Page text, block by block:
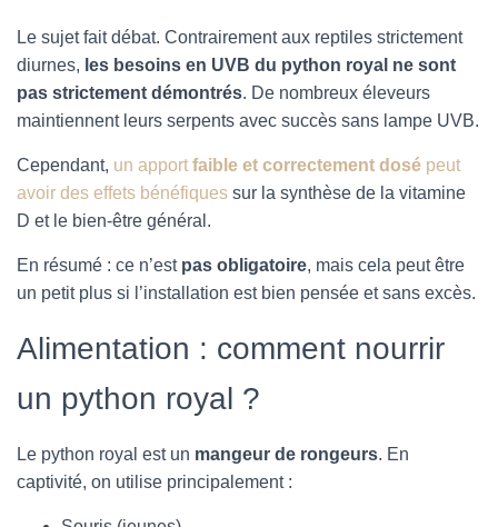
Le sujet fait débat. Contrairement aux reptiles strictement
diurnes, les besoins en UVB du python royal ne sont
pas strictement démontrés. De nombreux éleveurs
maintiennent leurs serpents avec succès sans lampe UVB.
Cependant, un apport faible et correctement dosé peut
avoir des effets bénéfiques sur la synthèse de la vitamine
D et le bien-être général.
En résumé : ce n’est pas obligatoire, mais cela peut être
un petit plus si l’installation est bien pensée et sans excès.
Alimentation : comment nourrir
un python royal ?
Le python royal est un mangeur de rongeurs. En
captivité, on utilise principalement :